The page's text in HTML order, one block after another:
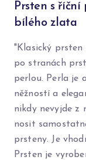
Prsten s
bílého zlata
"Klasický
po stranách
perlou. Perla je
něžností a
nikdy nevyjde z
nosit
prsteny. Je
Prsten je